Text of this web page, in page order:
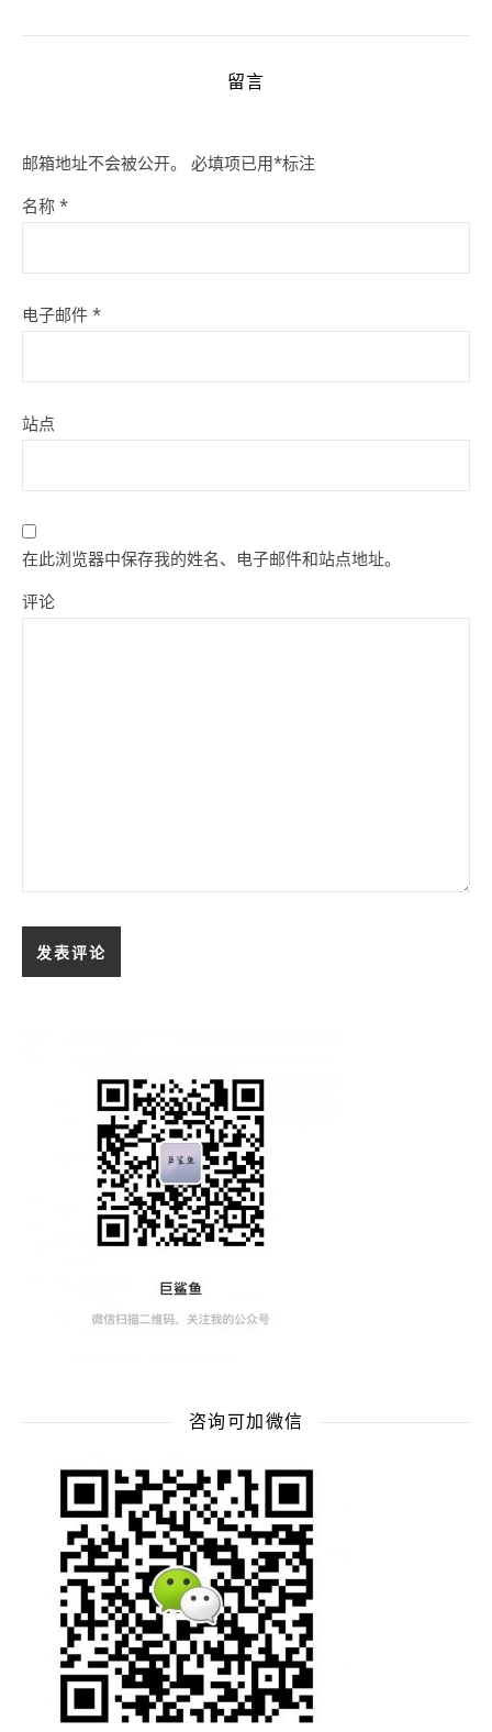
留言
邮箱地址不会被公开。 必填项已用*标注
名称 *
电子邮件 *
站点
在此浏览器中保存我的姓名、电子邮件和站点地址。
评论
咨询可加微信